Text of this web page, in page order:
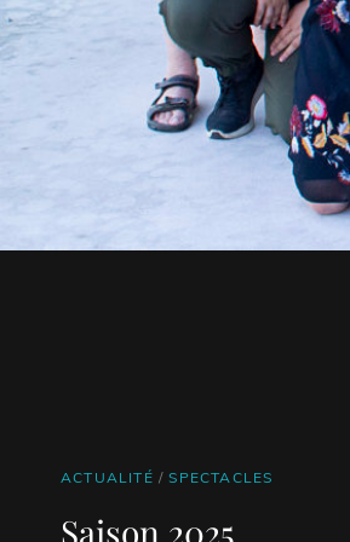
CAT
ACTUALITÉ /SPECTACLES
Saison 2025